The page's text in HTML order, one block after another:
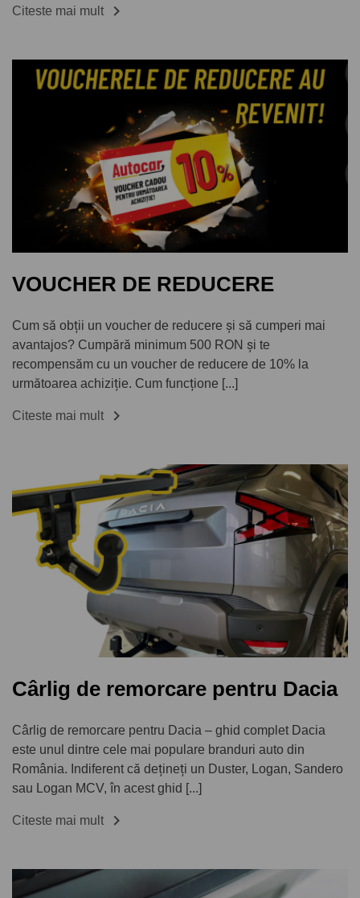
Citeste mai mult 
VOUCHER DE REDUCERE
Cum să obții un voucher de reducere și să cumperi mai
avantajos? Cumpără minimum 500 RON și te
recompensăm cu un voucher de reducere de 10% la
următoarea achiziție. Cum funcțione [...]
Citeste mai mult 
Cârlig de remorcare pentru Dacia
Cârlig de remorcare pentru Dacia – ghid complet Dacia
este unul dintre cele mai populare branduri auto din
România. Indiferent că dețineți un Duster, Logan, Sandero
sau Logan MCV, în acest ghid [...]
Citeste mai mult 